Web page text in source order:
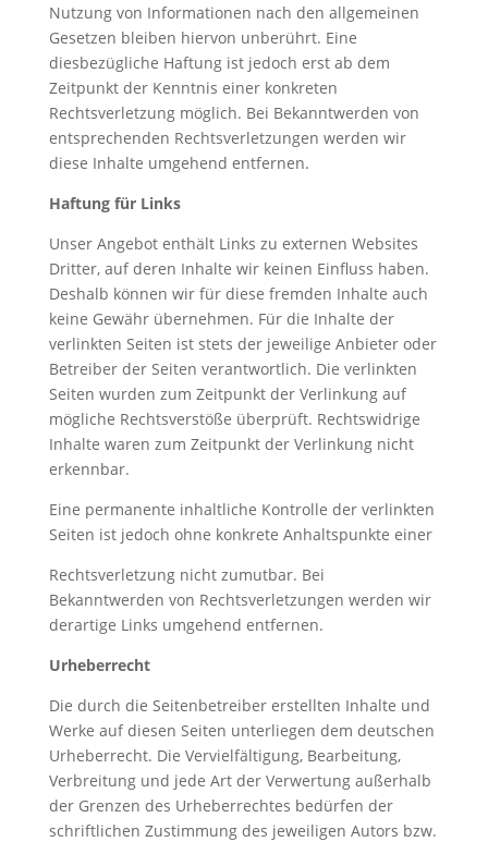
Nutzung von Informationen nach den allgemeinen
Gesetzen bleiben hiervon unberührt. Eine
diesbezügliche Haftung ist jedoch erst ab dem
Zeitpunkt der Kenntnis einer konkreten
Rechtsverletzung möglich. Bei Bekanntwerden von
entsprechenden Rechtsverletzungen werden wir
diese Inhalte umgehend entfernen.
Haftung für Links
Unser Angebot enthält Links zu externen Websites
Dritter, auf deren Inhalte wir keinen Einfluss haben.
Deshalb können wir für diese fremden Inhalte auch
keine Gewähr übernehmen. Für die Inhalte der
verlinkten Seiten ist stets der jeweilige Anbieter oder
Betreiber der Seiten verantwortlich. Die verlinkten
Seiten wurden zum Zeitpunkt der Verlinkung auf
mögliche Rechtsverstöße überprüft. Rechtswidrige
Inhalte waren zum Zeitpunkt der Verlinkung nicht
erkennbar.
Eine permanente inhaltliche Kontrolle der verlinkten
Seiten ist jedoch ohne konkrete Anhaltspunkte einer
Rechtsverletzung nicht zumutbar. Bei
Bekanntwerden von Rechtsverletzungen werden wir
derartige Links umgehend entfernen.
Urheberrecht
Die durch die Seitenbetreiber erstellten Inhalte und
Werke auf diesen Seiten unterliegen dem deutschen
Urheberrecht. Die Vervielfältigung, Bearbeitung,
Verbreitung und jede Art der Verwertung außerhalb
der Grenzen des Urheberrechtes bedürfen der
schriftlichen Zustimmung des jeweiligen Autors bzw.